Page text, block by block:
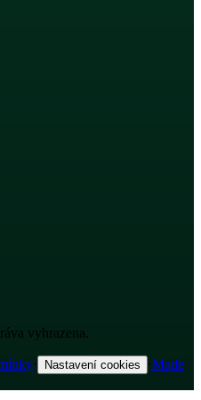
vyhrazena.
· Nastavení cookies ·Made